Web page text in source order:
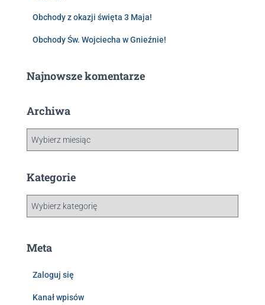
Obchody z okazji święta 3 Maja!
Obchody Św. Wojciecha w Gnieźnie!
Najnowsze komentarze
Archiwa
Kategorie
Meta
Zaloguj się
Kanał wpisów